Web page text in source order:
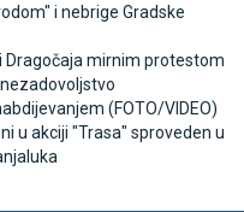
i nebrige Gradske
Dragočaja mirnim protestom
(FOTO/VIDEO)
u akciji "Trasa" sproveden u